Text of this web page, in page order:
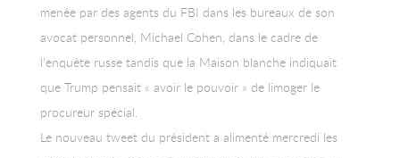
menée par des agents du FBI dans les bureaux de son
avocat personnel, Michael Cohen, dans le cadre de
l’enquête russe tandis que la Maison blanche indiquait
que Trump pensait « avoir le pouvoir » de limoger le
procureur spécial.
Le nouveau tweet du président a alimenté mercredi les